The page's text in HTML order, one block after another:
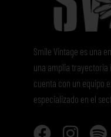
Smile Vintage es una
una amplia trayectoria
cuenta con un equipo
especializado en el